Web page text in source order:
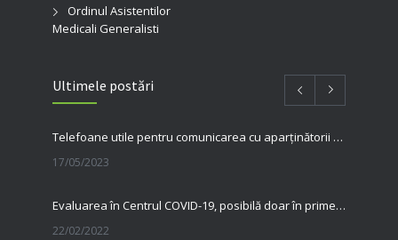
Ordinul Asistentilor
Medicali Generalisti
Ultimele postări
Telefoane utile pentru comunicarea cu aparținătorii pacienților internați în spitalul nostru
17/05/2023
Evaluarea în Centrul COVID-19, posibilă doar în primele 5 zile de la pozitivare
22/02/2022